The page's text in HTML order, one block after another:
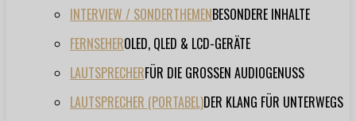
INTERVIEW / SONDERTHEMENBESONDERE INHALTE
FERNSEHEROLED, QLED & LCD-GERÄTE
LAUTSPRECHERFÜR DIE GROSSEN AUDIOGENUSS
LAUTSPRECHER (PORTABEL)DER KLANG FÜR UNTERWEGS